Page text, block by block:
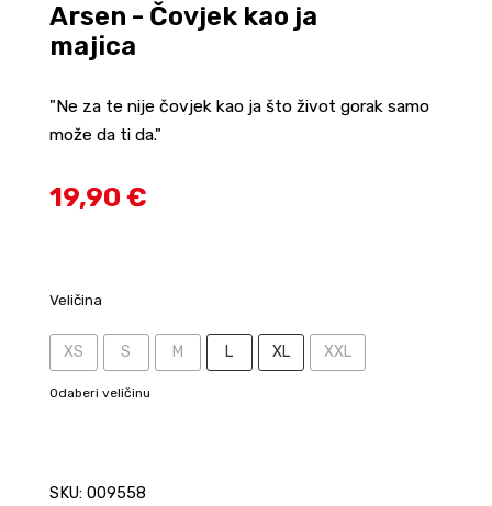
Arsen - Čovjek kao ja
majica
"Ne za te nije čovjek kao ja što život gorak samo
može da ti da."
19,90 €
Veličina
XS S M L XL XXL
Odaberi veličinu
SKU: 009558